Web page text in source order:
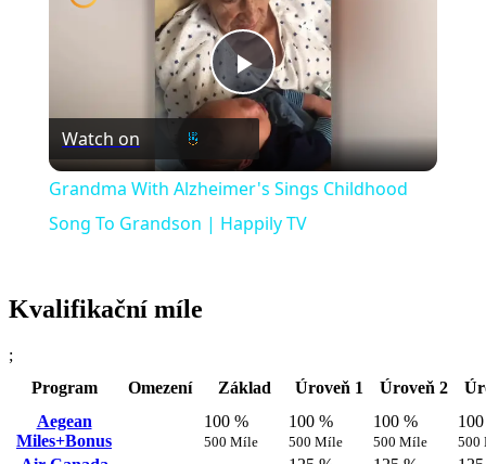
Play
Video
Watch on
Grandma With Alzheimer's Sings Childhood
Song To Grandson | Happily TV
Kvalifikační míle
;
Program
Omezení Základ Úroveň 1 Úroveň 2
Aegean
Miles+Bonus
100 %
500 Míle
100 %
500 Míle
100 %
500 Míle 500